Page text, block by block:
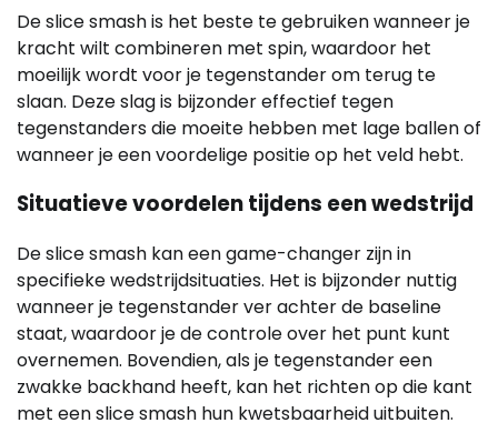
De slice smash is het beste te gebruiken wanneer je
kracht wilt combineren met spin, waardoor het
moeilijk wordt voor je tegenstander om terug te
slaan. Deze slag is bijzonder effectief tegen
tegenstanders die moeite hebben met lage ballen of
wanneer je een voordelige positie op het veld hebt.
Situatieve voordelen tijdens een wedstrijd
De slice smash kan een game-changer zijn in
specifieke wedstrijdsituaties. Het is bijzonder nuttig
wanneer je tegenstander ver achter de baseline
staat, waardoor je de controle over het punt kunt
overnemen. Bovendien, als je tegenstander een
zwakke backhand heeft, kan het richten op die kant
met een slice smash hun kwetsbaarheid uitbuiten.